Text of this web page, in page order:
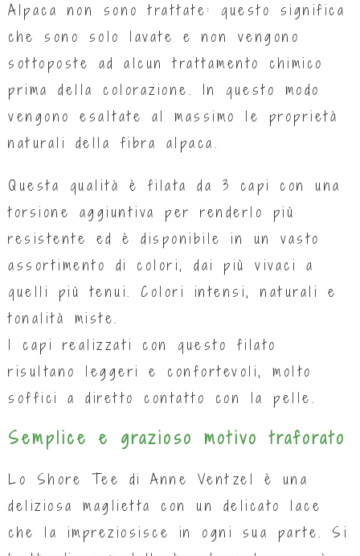
Alpaca non sono trattate: questo significa
che sono solo lavate e non vengono
sottoposte ad alcun trattamento chimico
prima della colorazione. In questo modo
vengono esaltate al massimo le proprietà
naturali della fibra alpaca.
Questa qualità è filata da 3 capi con una
torsione aggiuntiva per renderlo più
resistente ed è disponibile in un vasto
assortimento di colori, dai più vivaci a
quelli più tenui. Colori intensi, naturali e
tonalità miste.
I capi realizzati con questo filato
risultano leggeri e confortevoli, molto
soffici a diretto contatto con la pelle.
Semplice e grazioso motivo traforato
Lo Shore Tee di Anne Ventzel è una
deliziosa maglietta con un delicato lace
che la impreziosisce in ogni sua parte. Si